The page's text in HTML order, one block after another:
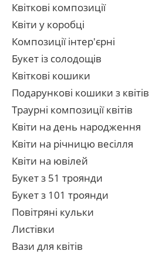
Квіткові композиції
Квіти у коробці
Композиції інтер'єрні
Букет із солодощів
Квіткові кошики
Подарункові кошики з квітів
Траурні композиції квітів
Квіти на день народження
Квіти на річницю весілля
Квіти на ювілей
Букет з 51 троянди
Букет з 101 троянди
Повітряні кульки
Листівки
Вази для квітів